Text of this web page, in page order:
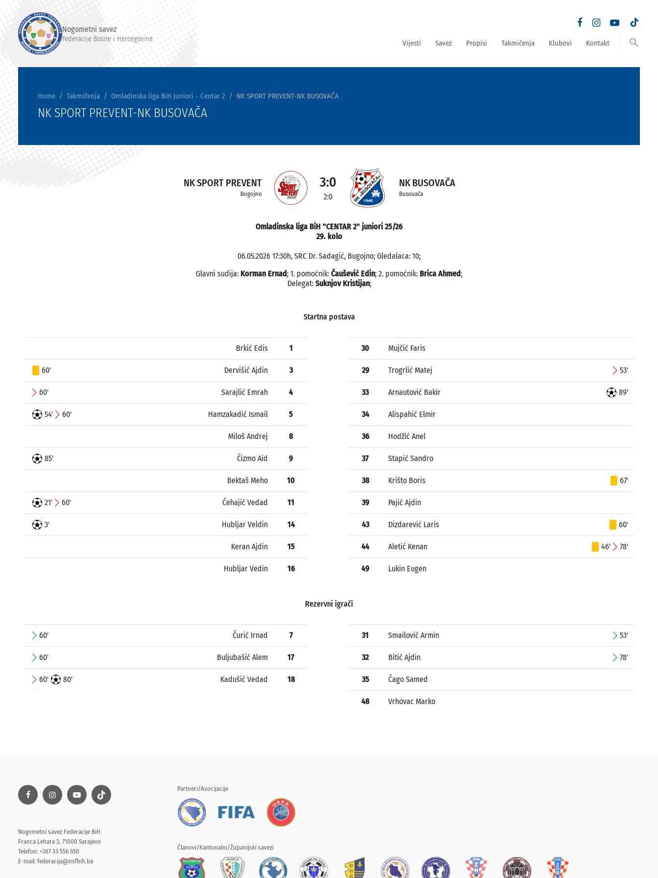
Nogometni savez
Federacije Bosne i Hercegovine Vijesti Savez Propisi Takmičenja Klubovi Kontakt search
Home Takmičenja Omladinska liga BiH Juniori - Centar 2 NK SPORT PREVENT-NK BUSOVAČA
NK SPORT PREVENT-NK BUSOVAČA
NK SPORT PREVENT
Bugojno
3:0
2:0
NK BUSOVAČA
Busovača
Omladinska liga BiH "CENTAR 2" juniori 25/26
29. kolo
06.05.2026 17:30h, SRC Dr. Sadagić, Bugojno; Gledalaca: 10;
Glavni sudija: Korman Ernad; 1. pomoćnik: Čaušević Edin; 2. pomoćnik: Brica Ahmed;
Delegat: Suknjov Kristijan;
Startna postava
Brkić Edis 1
60' Dervišić Ajdin 3
60' Sarajlić Emrah 4
54' 60' Hamzakadić Ismail 5
Miloš Andrej 8
85' Čizmo Aid 9
Bektaš Meho 10
21' 60' Čehajić Vedad 11
3' Hubljar Veldin 14
Keran Ajdin 15
Hubljar Vedin 16
30 Mujčić Faris
29 Trogrlić Matej 53'
33 Arnautović Bakir 89'
34 Alispahić Elmir
36 Hodžić Anel
37 Stapić Sandro
38 Krišto Boris 67'
39 Pajić Ajdin
43 Dizdarević Laris 60'
44 Aletić Kenan 46' 78'
49 Lukin Eugen
Rezervni igrači
60' Čurić Irnad 7
60' Buljubašić Alem 17
60' 80' Kadušić Vedad 18
31 Smailović Armin 53'
32 Bitić Ajdin 78'
35 Čago Samed
48 Vrhovac Marko
Nogometni savez Federacije BiH
Franca Lehara 3, 71000 Sarajevo
Telefon: +387 33 556 650
E-mail: federacija@nsfbih.ba
Partneri/Asocijacije
Članovi/Kantonalni/Županijski savezi